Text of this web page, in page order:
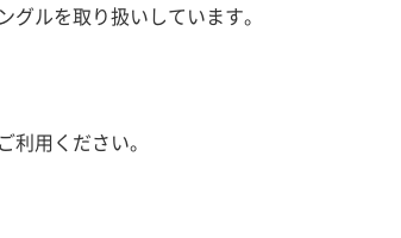
ルを取り扱いしています。
用ください。